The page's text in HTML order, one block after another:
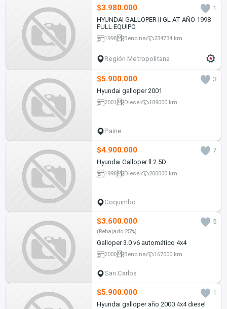
$3.980.000
1
HYUNDAI GALLOPER II GL AT AÑO 1998
FULL EQUIPO
1998 Bencina 234734 km
Región Metropolitana
$5.900.000
3
Hyundai galloper 2001
2001 Diesel 189000 km
Paine
$4.900.000
7
Hyundai Galloper ll 2.5D
1998 Diesel 200000 km
Coquimbo
$3.600.000 5
(Rebajado 25%)
Galloper 3.0 v6 automático 4x4
2000 Bencina 167000 km
San Carlos
$5.900.000
1
Hyundai galloper año 2000 4x4 diesel